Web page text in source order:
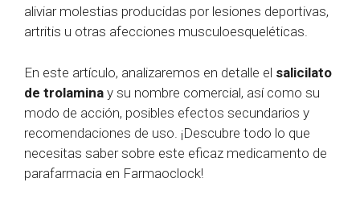
aliviar molestias producidas por lesiones deportivas,
artritis u otras afecciones musculoesqueléticas.
En este artículo, analizaremos en detalle el salicilato
de trolamina y su nombre comercial, así como su
modo de acción, posibles efectos secundarios y
recomendaciones de uso. ¡Descubre todo lo que
necesitas saber sobre este eficaz medicamento de
parafarmacia en Farmaoclock!